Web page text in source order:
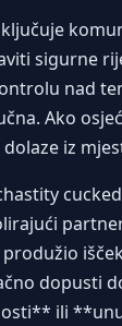
sigurne
nad
Ako
iz
dopusti
ili